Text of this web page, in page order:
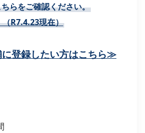
らをご確認ください。
R7.4.23現在）
登録したい方はこちら≫